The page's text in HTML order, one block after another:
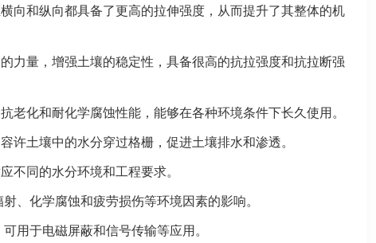
向和纵向都具备了更高的拉伸强度，从而提升了其整体的机
力量，增强土壤的稳定性，具备很高的抗拉强度和抗拉断强
化和耐化学腐蚀性能，能够在各种环境条件下长久使用。
许土壤中的水分穿过格栅，促进土壤排水和渗透。
不同的水分环境和工程要求。
、化学腐蚀和疲劳损伤等环境因素的影响。
用于电磁屏蔽和信号传输等应用。